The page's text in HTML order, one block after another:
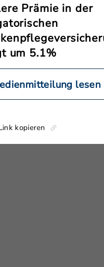
Prämie in der
um 5.1%
lesen
kopieren